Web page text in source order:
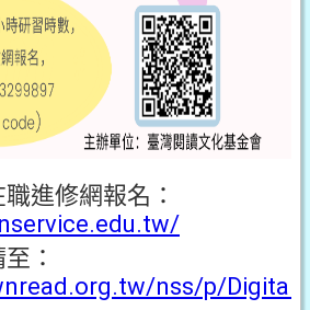
進修網報名：
：
nss/p/